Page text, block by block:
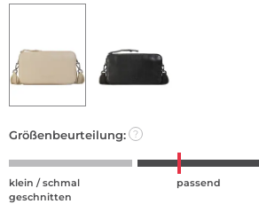
Größenbeurteilung: ?
klein / schmal
geschnitten
passend